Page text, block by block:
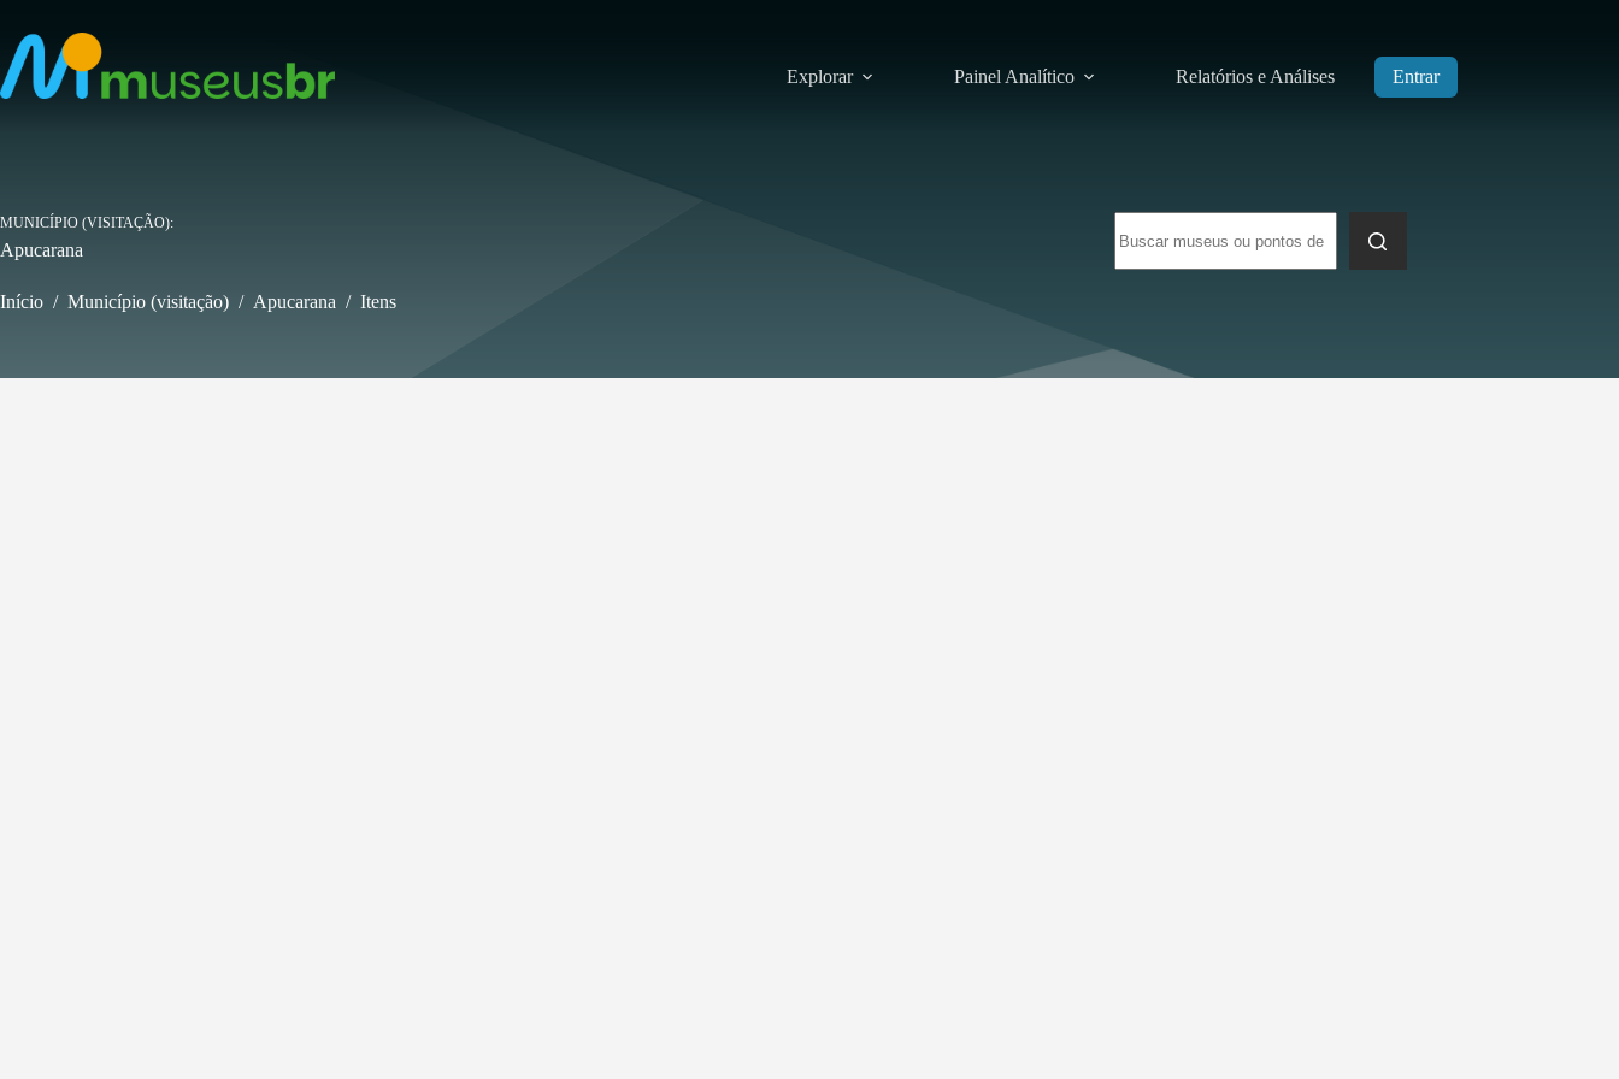
para
conteúdo
Explorar Painel Analítico Relatórios e Análises Entrar
resultados
MUNICÍPIO (VISITAÇÃO)
Apucarana
Início / Município (visitação) / Apucarana / Itens